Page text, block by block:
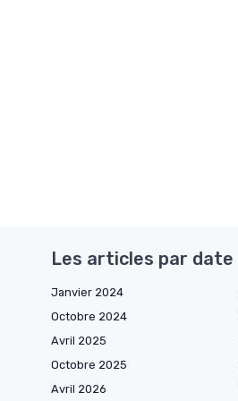
Les articles par date
Janvier 2024
Octobre 2024
Avril 2025
Octobre 2025
Avril 2026